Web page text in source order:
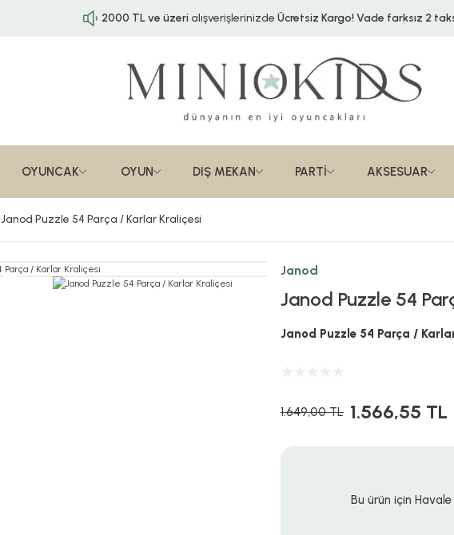
2000 TL ve üzerialışverişlerinizde Ücretsiz Kargo!Vade farksız 2
OYUNCAK OYUN DIŞ MEKAN PARTİ AKSESUAR
Janod Puzzle 54 Parça / Karlar Kraliçesi
Janod
Janod Puzzle 54
Janod Puzzle 54 Parça /
1.649,00 TL 1.566,55 TL
Bu ürün için